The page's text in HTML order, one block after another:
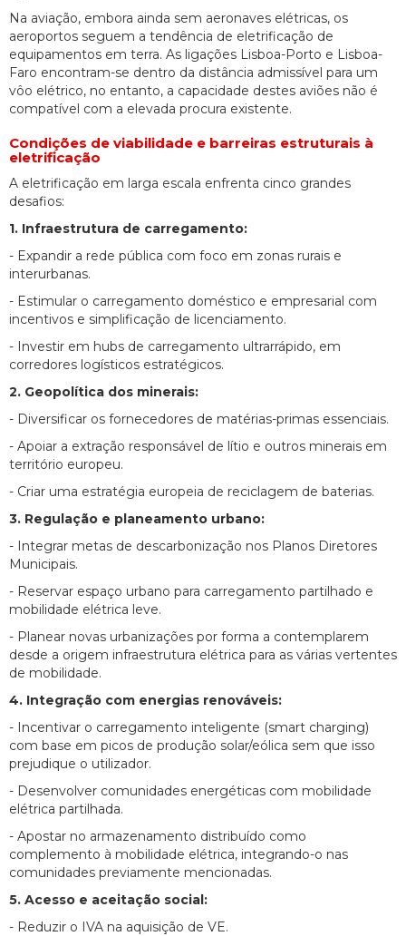
Na aviação, embora ainda sem aeronaves elétricas, os
aeroportos seguem a tendência de eletrificação de
equipamentos em terra. As ligações Lisboa-Porto e Lisboa-
Faro encontram-se dentro da distância admissível para um
vôo elétrico, no entanto, a capacidade destes aviões não é
compatível com a elevada procura existente.
Condições de viabilidade e barreiras estruturais à
eletrificação
A eletrificação em larga escala enfrenta cinco grandes
desafios:
1. Infraestrutura de carregamento:
- Expandir a rede pública com foco em zonas rurais e
interurbanas.
- Estimular o carregamento doméstico e empresarial com
incentivos e simplificação de licenciamento.
- Investir em hubs de carregamento ultrarrápido, em
corredores logísticos estratégicos.
2. Geopolítica dos minerais:
- Diversificar os fornecedores de matérias-primas essenciais.
- Apoiar a extração responsável de lítio e outros minerais em
território europeu.
- Criar uma estratégia europeia de reciclagem de baterias.
3. Regulação e planeamento urbano:
- Integrar metas de descarbonização nos Planos Diretores
Municipais.
- Reservar espaço urbano para carregamento partilhado e
mobilidade elétrica leve.
- Planear novas urbanizações por forma a contemplarem
desde a origem infraestrutura elétrica para as várias vertentes
de mobilidade.
4. Integração com energias renováveis:
- Incentivar o carregamento inteligente (smart charging)
com base em picos de produção solar/eólica sem que isso
prejudique o utilizador.
- Desenvolver comunidades energéticas com mobilidade
elétrica partilhada.
- Apostar no armazenamento distribuído como
complemento à mobilidade elétrica, integrando-o nas
comunidades previamente mencionadas.
5. Acesso e aceitação social:
- Reduzir o IVA na aquisição de VE.